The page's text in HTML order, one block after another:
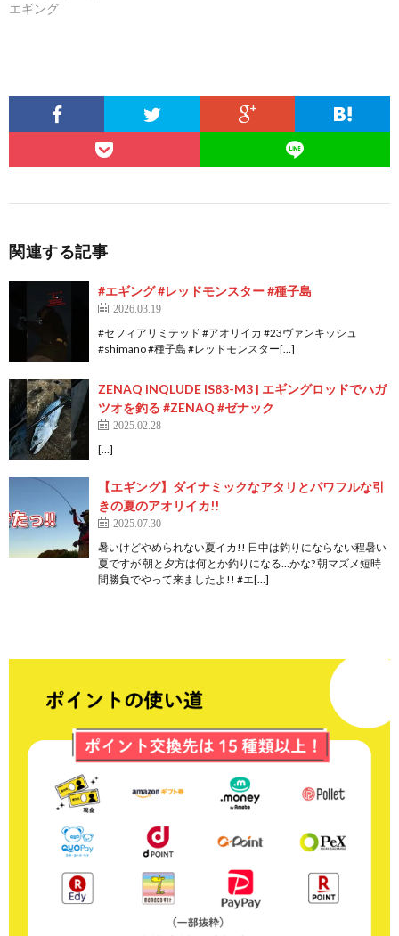
エギング
関連する記事
#エギング #レッドモンスター #種子島
2026.03.19
#セフィアリミテッド #アオリイカ #23ヴァンキッシュ
#shimano #種子島 #レッドモンスター[…]
ZENAQ INQLUDE IS83-M3 | エギングロッドでハガ
ツオを釣る #ZENAQ #ゼナック
2025.02.28
[…]
【エギング】ダイナミックなアタリとパワフルな引
きの夏のアオリイカ!!
2025.07.30
暑いけどやめられない夏イカ!! 日中は釣りにならない程暑い
夏ですが 朝と夕方は何とか釣りになる…かな? 朝マズメ短時
間勝負でやって来ましたよ!! #エ[…]